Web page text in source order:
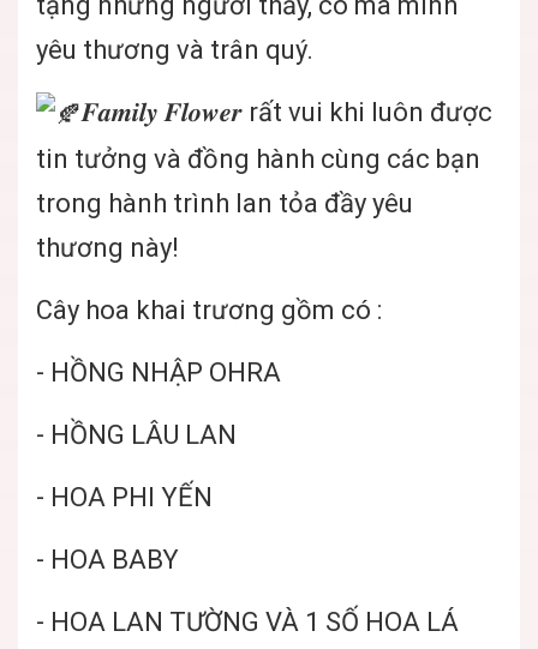
yêu thương và trân quý.
𝑭𝒂𝒎𝒊𝒍𝒚 𝑭𝒍𝒐𝒘𝒆𝒓 rất vui khi luôn được
tin tưởng và đồng hành cùng các bạn
trong hành trình lan tỏa đầy yêu
thương này!
Cây hoa khai trương gồm có :
- HỒNG NHẬP OHRA
- HỒNG LÂU LAN
- HOA PHI YẾN
- HOA BABY
- HOA LAN TƯỜNG VÀ 1 SỐ HOA LÁ